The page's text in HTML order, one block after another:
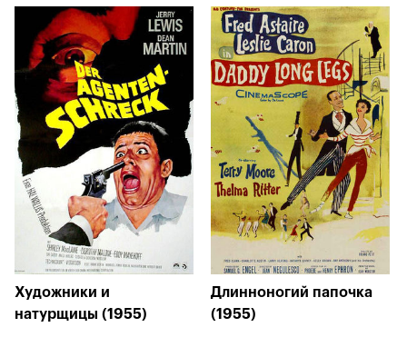
Художники и
натурщицы (1955)
Длинноногий папочка
(1955)